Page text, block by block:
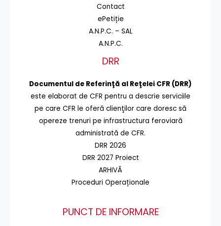
Contact
ePetiție
A.N.P.C. – SAL
A.N.P.C.
DRR
Documentul de Referinţă al Reţelei CFR (DRR)
este elaborat de CFR pentru a descrie serviciile
pe care CFR le oferă clienţilor care doresc să
opereze trenuri pe infrastructura feroviară
administrată de CFR.
DRR 2026
DRR 2027 Proiect
ARHIVĂ
Proceduri Operaționale
PUNCT DE INFORMARE